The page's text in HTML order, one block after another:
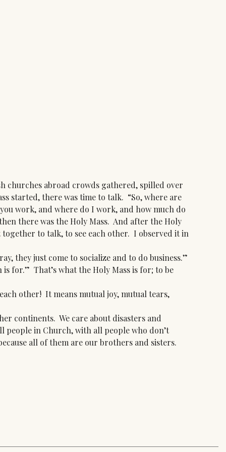
abroad crowds gathered, spilled over
started, there was time to talk. “So, where are
work, and where do I work, and how much do
there was the Holy Mass. And after the Holy
to talk, to see each other. I observed it in
they just come to socialize and to do business.”
for.” That’s what the Holy Mass is for; to be
other! It means mutual joy, mutual tears,
continents. We care about disasters and
people in Church, with all people who don’t
all of them are our brothers and sisters.